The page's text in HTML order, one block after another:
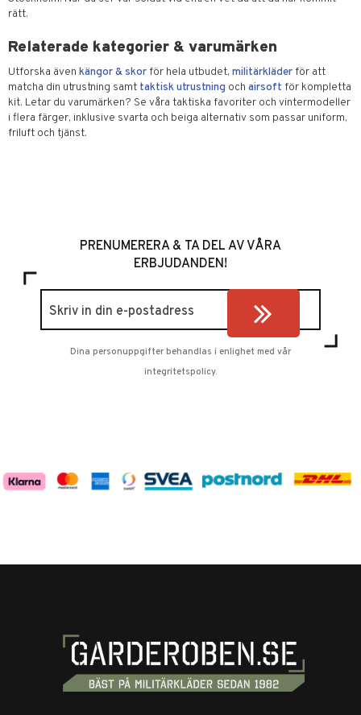
rätt.
Relaterade kategorier & varumärken
Utforska även kängor & skor för hela utbudet, militärkläder för att
matcha din utrustning samt taktisk utrustning och airsoft för kompletta
kit. Letar du varumärken? Se våra taktiska favoriter och vintermodeller
i flera färger, inklusive svarta och beiga alternativ som passar uniform,
friluft och tjänst.
PRENUMERERA & TA DEL AV VÅRA
ERBJUDANDEN!
Dina personuppgifter behandlas i enlighet med vår
integritetspolicy.